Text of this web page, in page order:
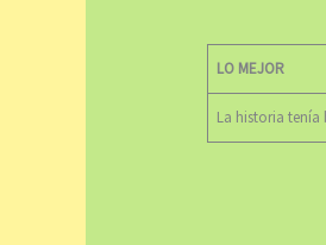
LO MEJOR
La historia tenía